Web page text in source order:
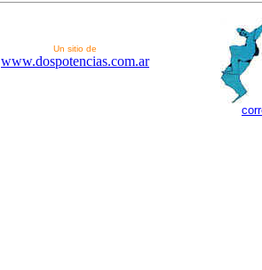
Un sitio de
www.dospotencias.com.ar